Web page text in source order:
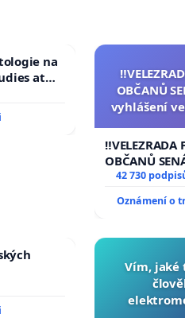
na
at
OBČANŮ
vyhlášení
na přijetí
žaloby na
‼️VELEZRADA
OBČANŮ
vyhlášení
na přijetí
42 730
Oznámení o
Vím,